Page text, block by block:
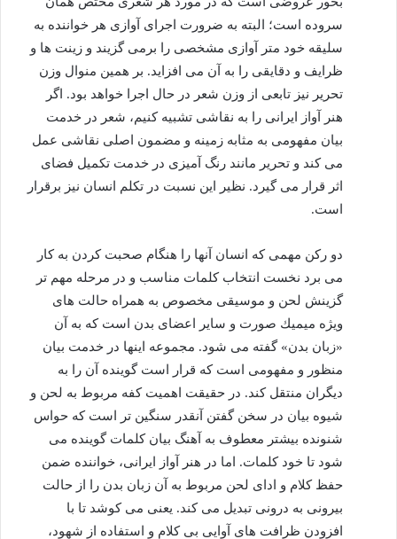
سروده است؛ البته به ضرورت اجرای آوازی هر خواننده به
سلیقه خود متر آوازی مشخصی را برمی گزیند و زینت ها و
ظرایف و دقایقی را به آن می افزاید. بر همین منوال وزن
تحریر نیز تابعی از وزن شعر در حال اجرا خواهد بود. اگر
هنر آواز ایرانی را به نقاشی تشبیه كنیم، شعر در خدمت
بیان مفهومی به مثابه زمینه و مضمون اصلی نقاشی عمل
می كند و تحریر مانند رنگ آمیزی در خدمت تكمیل فضای
اثر قرار می گیرد. نظیر این نسبت در تكلم انسان نیز برقرار
است.
دو ركن مهمی كه انسان آنها را هنگام صحبت كردن به كار
می برد نخست انتخاب كلمات مناسب و در مرحله مهم تر
گزینش لحن و موسیقی مخصوص به همراه حالت های
ویژه میمیك صورت و سایر اعضای بدن است كه به آن
«زبان بدن» گفته می شود. مجموعه اینها در خدمت بیان
منظور و مفهومی است كه قرار است گوینده آن را به
دیگران منتقل كند. در حقیقت اهمیت كفه مربوط به لحن و
شیوه بیان در سخن گفتن آنقدر سنگین تر است كه حواس
شنونده بیشتر معطوف به آهنگ بیان كلمات گوینده می
شود تا خود كلمات. اما در هنر آواز ایرانی، خواننده ضمن
حفظ كلام و ادای لحن مربوط به آن زبان بدن را از حالت
بیرونی به درونی تبدیل می كند. یعنی می كوشد تا با
افزودن ظرافت های آوایی بی كلام و استفاده از شهود،